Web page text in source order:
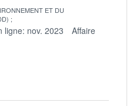
ET DU
ligne: nov. 2023
Affaire